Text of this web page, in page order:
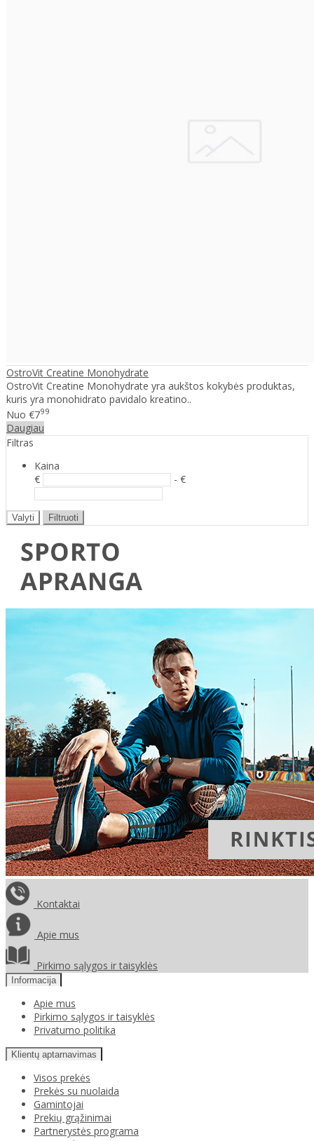
OstroVit Creatine Monohydrate
OstroVit Creatine Monohydrate yra aukštos kokybės produktas,
kuris yra monohidrato pavidalo kreatino..
Nuo €799
Daugiau
Filtras
Kaina
€
- €
Valyti Filtruoti
Kontaktai
Apie mus
Pirkimo sąlygos ir taisyklės
Informacija
Apie mus
Pirkimo sąlygos ir taisyklės
Privatumo politika
Klientų aptarnavimas
Visos prekės
Prekės su nuolaida
Gamintojai
Prekių grąžinimai
Partnerystės programa